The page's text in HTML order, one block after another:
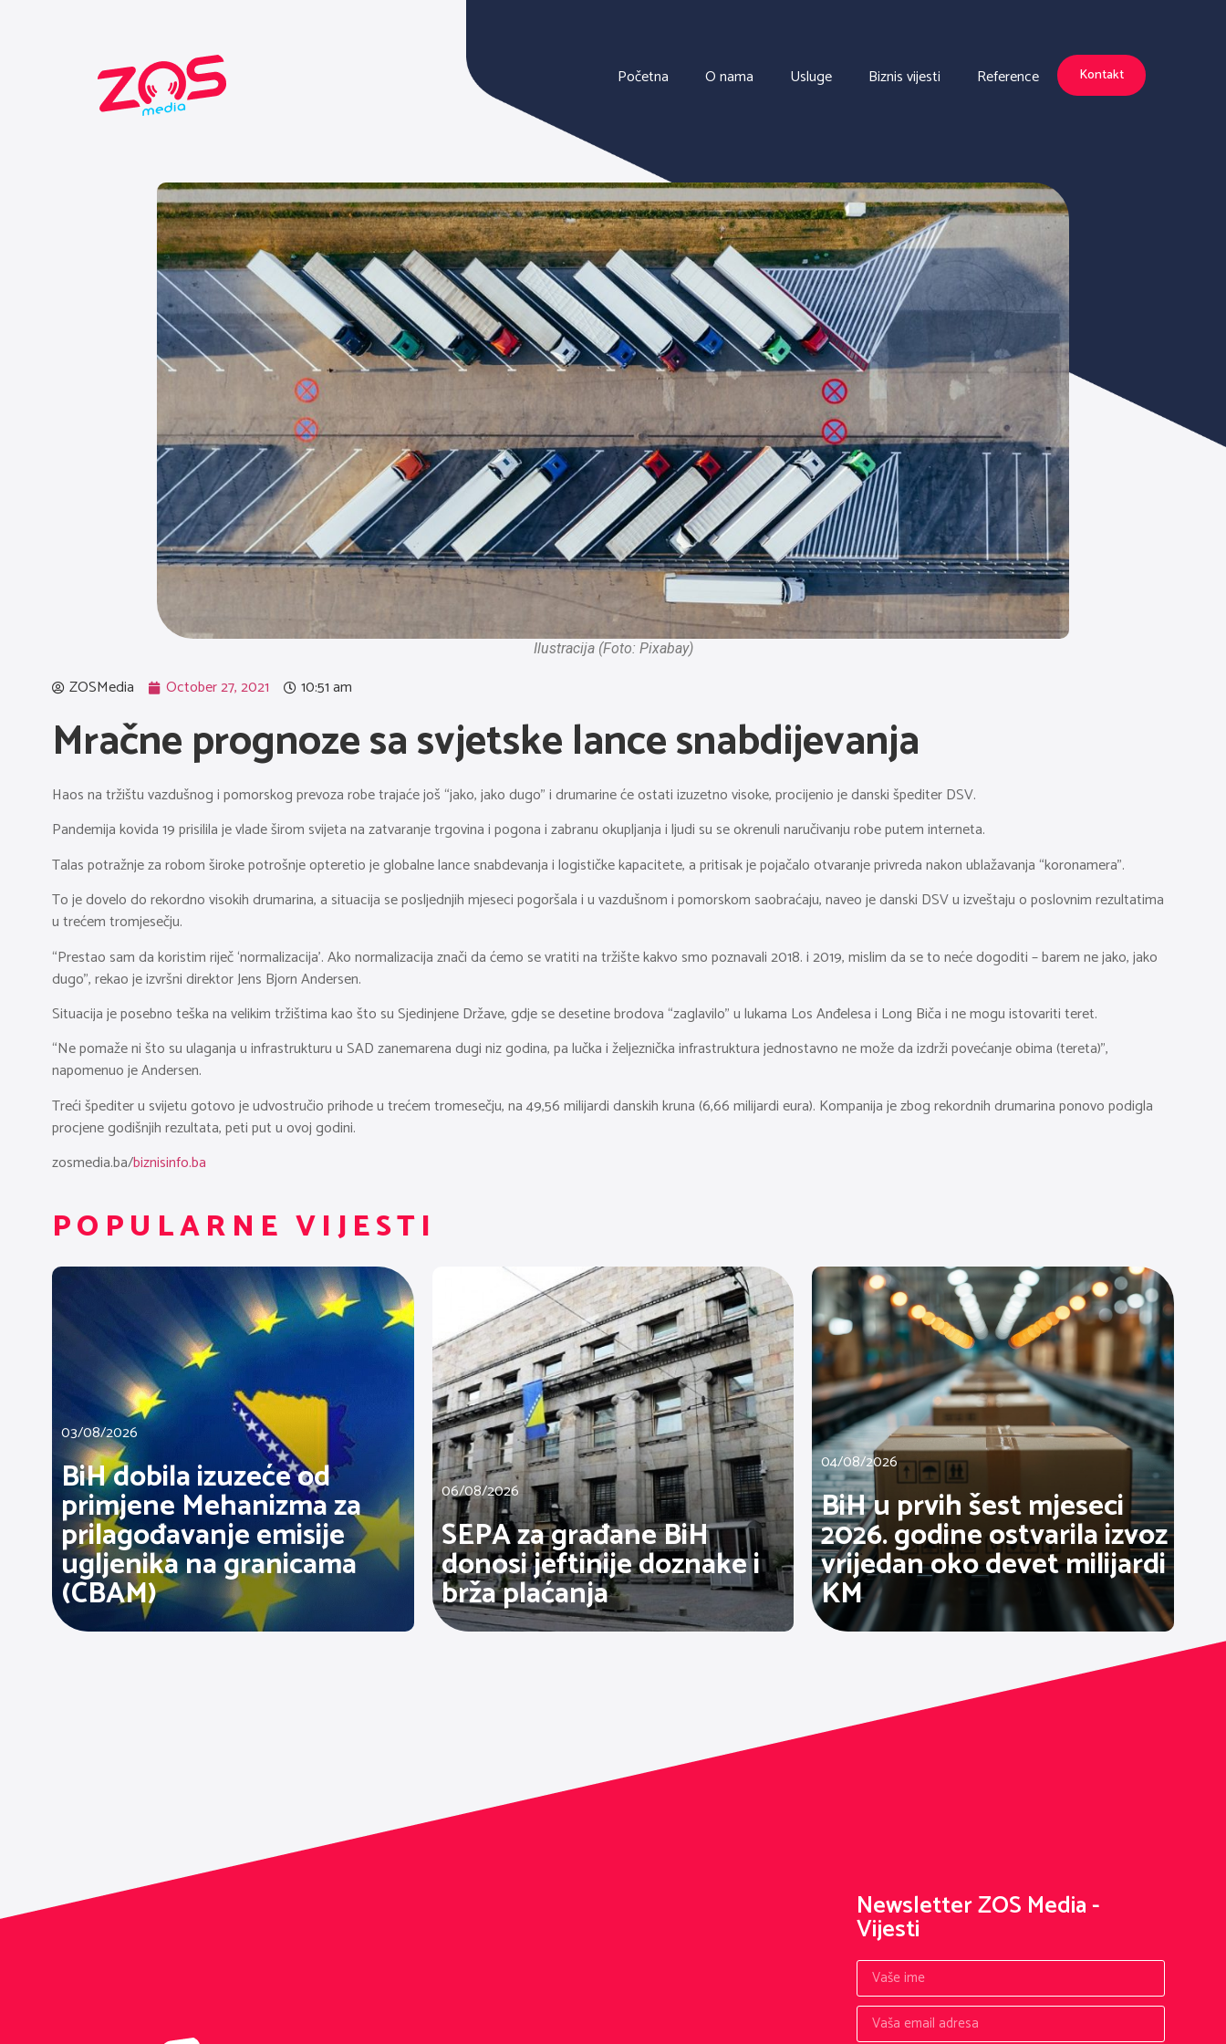
Početna O nama Usluge Biznis vijesti Reference Kontakt
Ilustracija (Foto: Pixabay)
ZOSMedia October 27, 2021 10:51 am
Mračne prognoze sa svjetske lance snabdijevanja
Haos na tržištu vazdušnog i pomorskog prevoza robe trajaće još “jako, jako dugo” i drumarine će ostati izuzetno visoke, procijenio je danski špediter DSV.
Pandemija kovida 19 prisilila je vlade širom svijeta na zatvaranje trgovina i pogona i zabranu okupljanja i ljudi su se okrenuli naručivanju robe putem interneta.
Talas potražnje za robom široke potrošnje opteretio je globalne lance snabdevanja i logističke kapacitete, a pritisak je pojačalo otvaranje privreda nakon ublažavanja “koronamera”.
To je dovelo do rekordno visokih drumarina, a situacija se posljednjih mjeseci pogoršala i u vazdušnom i pomorskom saobraćaju, naveo je danski DSV u izveštaju o poslovnim rezultatima
u trećem tromjesečju.
“Prestao sam da koristim riječ ‘normalizacija’. Ako normalizacija znači da ćemo se vratiti na tržište kakvo smo poznavali 2018. i 2019, mislim da se to neće dogoditi – barem ne jako, jako
dugo”, rekao je izvršni direktor Jens Bjorn Andersen.
Situacija je posebno teška na velikim tržištima kao što su Sjedinjene Države, gdje se desetine brodova “zaglavilo” u lukama Los Anđelesa i Long Biča i ne mogu istovariti teret.
“Ne pomaže ni što su ulaganja u infrastrukturu u SAD zanemarena dugi niz godina, pa lučka i željeznička infrastruktura jednostavno ne može da izdrži povećanje obima (tereta)”,
napomenuo je Andersen.
Treći špediter u svijetu gotovo je udvostručio prihode u trećem tromesečju, na 49,56 milijardi danskih kruna (6,66 milijardi eura). Kompanija je zbog rekordnih drumarina ponovo podigla
procjene godišnjih rezultata, peti put u ovoj godini.
zosmedia.ba/biznisinfo.ba
POPULARNE VIJESTI
03/08/2026
BiH dobila izuzeće od
primjene Mehanizma za
prilagođavanje emisije
ugljenika na granicama
(CBAM)
06/08/2026
SEPA za građane BiH
donosi jeftinije doznake i
brža plaćanja
04/08/2026
BiH u prvih šest mjeseci
2026. godine ostvarila izvoz
vrijedan oko devet milijardi
KM
Newsletter ZOS Media -
Vijesti